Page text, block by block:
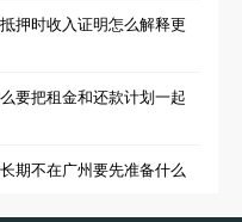
押时收入证明怎么解释更
要把租金和还款计划一起
期不在广州要先准备什么